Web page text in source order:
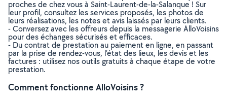
proches de chez vous à Saint-Laurent-de-la-Salanque ! Sur
leur profil, consultez les services proposés, les photos de
leurs réalisations, les notes et avis laissés par leurs clients.
- Conversez avec les offreurs depuis la messagerie AlloVoisins
pour des échanges sécurisés et efficaces.
- Du contrat de prestation au paiement en ligne, en passant
par la prise de rendez-vous, l’état des lieux, les devis et les
factures : utilisez nos outils gratuits à chaque étape de votre
prestation.
Comment fonctionne AlloVoisins ?